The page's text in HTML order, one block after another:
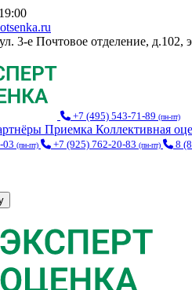
3-е Почтовое отделение, д.102,
+7 (495) 543-71-89 (пн-пт)
Приемка Коллективная
03 (пн-пт) +7 (925) 762-20-83 (пн-пт) 8